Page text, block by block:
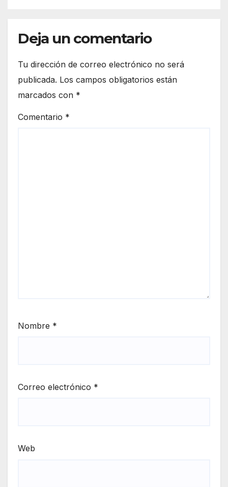
Deja un comentario
Tu dirección de correo electrónico no será
publicada. Los campos obligatorios están
marcados con *
Comentario *
Nombre *
Correo electrónico *
Web